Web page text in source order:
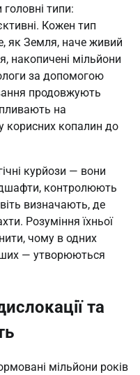
типи:
Кожен тип
як Земля, наче живий
накопичені мільйони
за допомогою
продовжують
на
корисних копалин до
курйози — вони
контролюють
визначають, де
Розуміння їхньої
чому в одних
— утворюються
та
мільйони років